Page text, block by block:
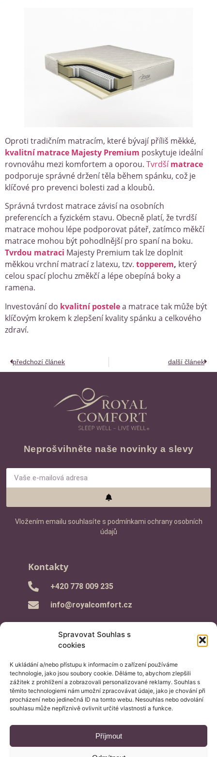
Spravovat Souhlas s
cookies
K ukládání a/nebo přístupu k informacím o zařízení používáme
technologie, jako jsou soubory cookie. Děláme to, abychom zlepšili
zážitek z prohlížení a zobrazovali personalizované reklamy. Souhlas s
těmito technologiemi nám umožní zpracovávat údaje, jako je chování při
procházení nebo jedinečná ID na tomto webu. Nesouhlas nebo odvolání
souhlasu může nepříznivě ovlivnit určité vlastnosti a funkce.
Příjmout
Oproti tradičním matracím, které bývají příliš měkké,
kvalitní matrace Majesty Premium poskytuje ideální
rovnováhu mezi komfortem a oporou. Tvrdšímatrace
podporuje správné držení těla během spánku, což je
klíčové pro prevenci bolesti zad a kloubů.
Správná tvrdost matrace závisí na osobních
preferencích a fyzickém stavu. Obecně platí, že tvrdší
matrace mohou lépe podporovat páteř, zatímco měkčí
matrace mohou být pohodlnější pro spaní na boku.
Tvrdou matraci Majesty Premium tak lze doplnit
měkkou vrchní matrací z latexu, tzv. topperem, který
celou spací plochu změkčí a lépe obepíná boky a
ramena.
Investování do kvalitní postelea matrace tak může být
klíčovým krokem k zlepšení kvality spánku a celkového
zdraví.
předchozí článek další článek
Neprošvihněte naše novinky a slevy
Vložením emailu souhlasíte s podmínkami ochrany osobních
údajů
Kontakty
‭+420 778 009 235‬
info@royalcomfort.cz
Informace pro Vás
– Průvodce nákupem
– Obchodní podmínky
– Reklamační řád
– GDPR a cookies